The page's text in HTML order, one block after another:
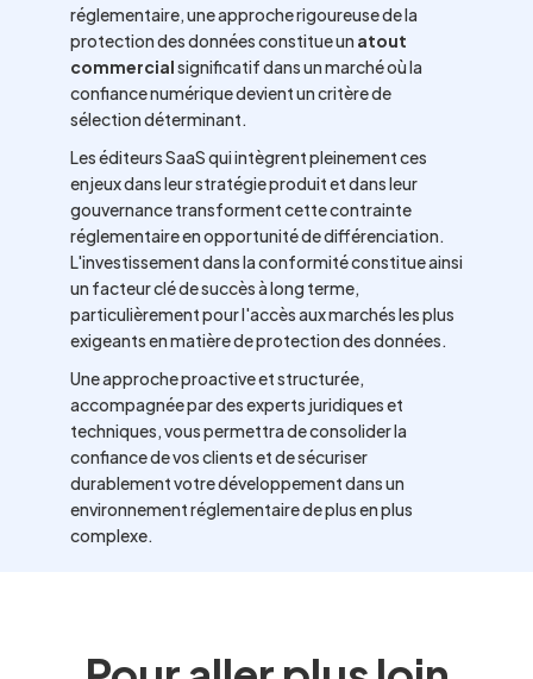
réglementaire, une approche rigoureuse de la
protection des données constitue un atout
commercialsignificatif dans un marché où la
confiance numérique devient un critère de
sélection déterminant.
Les éditeurs SaaS qui intègrent pleinement ces
enjeux dans leur stratégie produit et dans leur
gouvernance transforment cette contrainte
réglementaire en opportunité de différenciation.
L'investissement dans la conformité constitue ainsi
un facteur clé de succès à long terme,
particulièrement pour l'accès aux marchés les plus
exigeants en matière de protection des données.
Une approche proactive et structurée,
accompagnée par des experts juridiques et
techniques, vous permettra de consolider la
confiance de vos clients et de sécuriser
durablement votre développement dans un
environnement réglementaire de plus en plus
complexe.